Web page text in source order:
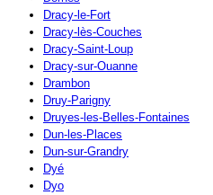
Dracy-le-Fort
Dracy-lès-Couches
Dracy-Saint-Loup
Dracy-sur-Ouanne
Drambon
Druy-Parigny
Druyes-les-Belles-Fontaines
Dun-les-Places
Dun-sur-Grandry
Dyé
Dyo